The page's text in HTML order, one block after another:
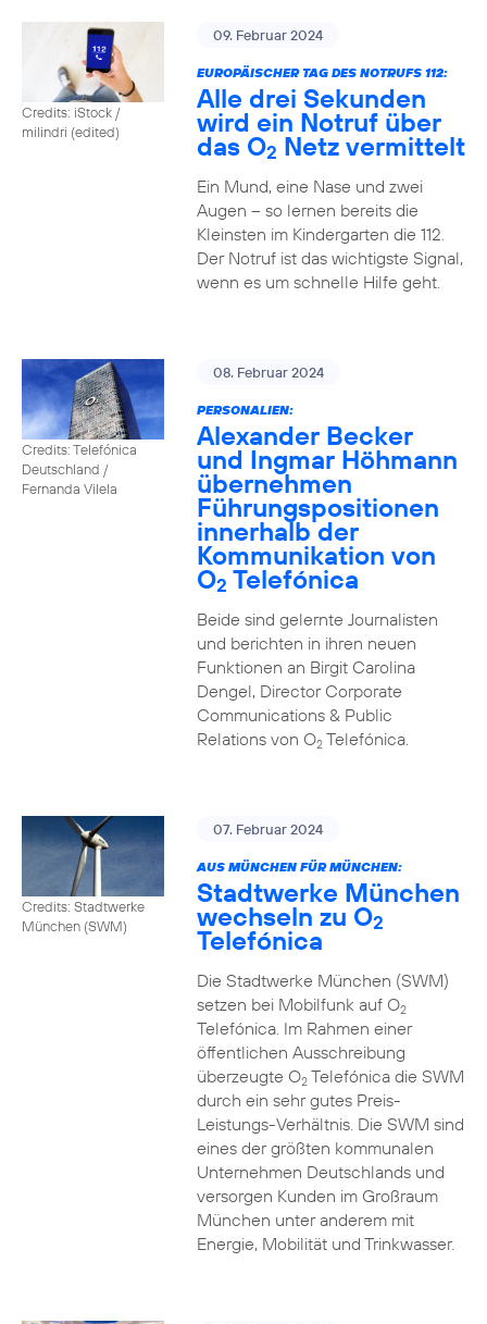
Credits: iStock /
milindri (edited)
09. Februar 2024
EUROPÄISCHER TAG DES NOTRUFS 112:
Alle drei Sekunden
wird ein Notruf über
das O2 Netz vermittelt
Ein Mund, eine Nase und zwei
Augen – so lernen bereits die
Kleinsten im Kindergarten die 112.
Der Notruf ist das wichtigste Signal,
wenn es um schnelle Hilfe geht.
Credits: Telefónica
Deutschland /
Fernanda Vilela
08. Februar 2024
PERSONALIEN:
Alexander Becker
und Ingmar Höhmann
übernehmen
Führungspositionen
innerhalb der
Kommunikation von
O2 Telefónica
Beide sind gelernte Journalisten
und berichten in ihren neuen
Funktionen an Birgit Carolina
Dengel, Director Corporate
Communications & Public
Relations von O2Telefónica.
Credits: Stadtwerke
München (SWM)
07. Februar 2024
AUS MÜNCHEN FÜR MÜNCHEN:
Stadtwerke München
wechseln zu O2
Telefónica
Die Stadtwerke München (SWM)
setzen bei Mobilfunk auf O2
Telefónica. Im Rahmen einer
öffentlichen Ausschreibung
überzeugte O2Telefónica die SWM
durch ein sehr gutes Preis-
Leistungs-Verhältnis. Die SWM sind
eines der größten kommunalen
Unternehmen Deutschlands und
versorgen Kunden im Großraum
München unter anderem mit
Energie, Mobilität und Trinkwasser.